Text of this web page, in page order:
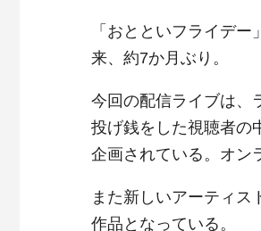
「おとといフライデ
来、約7か月ぶり。
今回の配信ライブは、
投げ銭をした視聴者の
企画されている。オン
また新しいアーティス
作品となっている。